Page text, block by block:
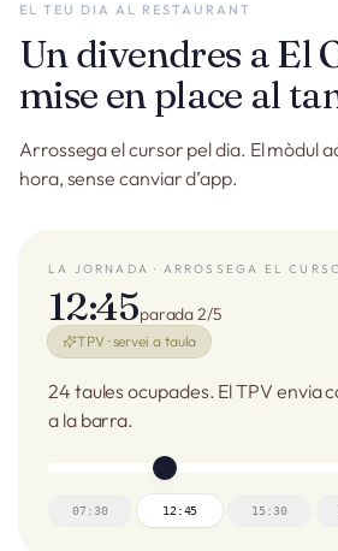
EL TEU DIA AL RESTAURANT
Un divendres a El
mise en place al
Arrossega el cursor pel dia. El mòdul
hora, sense canviar d’app.
LA JORNADA · ARROSSEGA EL
12:45parada 2/5
TPV · servei a taula
24 taules ocupades. El TPV envia
a la barra.
07:30 12:45 15:30